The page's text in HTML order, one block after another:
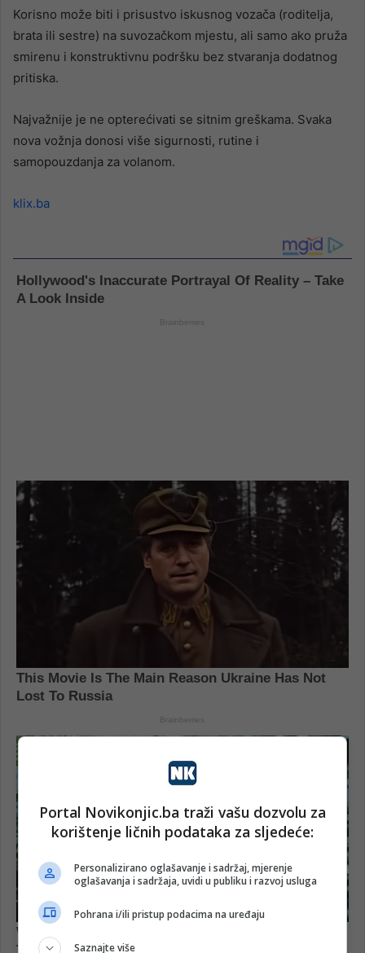
Korisno može biti i prisustvo iskusnog vozača (roditelja,
brata ili sestre) na suvozačkom mjestu, ali samo ako pruža
smirenu i konstruktivnu podršku bez stvaranja dodatnog
pritiska.
Najvažnije je ne opterećivati se sitnim greškama. Svaka
nova vožnja donosi više sigurnosti, rutine i
samopouzdanja za volanom.
klix.ba
Portal Novikonjic.ba traži vašu dozvolu za
korištenje ličnih podataka za sljedeće:
Personalizirano oglašavanje i sadržaj, mjerenje
oglašavanja i sadržaja, uvidi u publiku i razvoj usluga
Pohrana i/ili pristup podacima na uređaju
Saznajte više